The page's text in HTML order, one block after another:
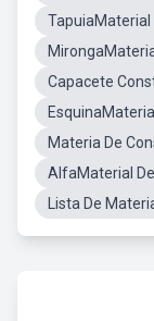
TapuiaMaterial
Capacete
Materia De
AlfaMaterial
Lista De